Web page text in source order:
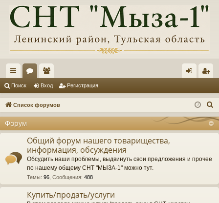
с
ы
и
ум
ол
ьз
ат
ел
и
д ис
ац
Поиск Вход Регистрация
Список форумов
Форум
Общий форум нашего товарищества,
информация, обсуждения
Обсудить наши проблемы, выдвинуть свои предложения и прочее
по нашему общему СНТ "МЫЗА-1" можно тут.
Темы: 96 Сообщения: 488
Купить/продать/услуги